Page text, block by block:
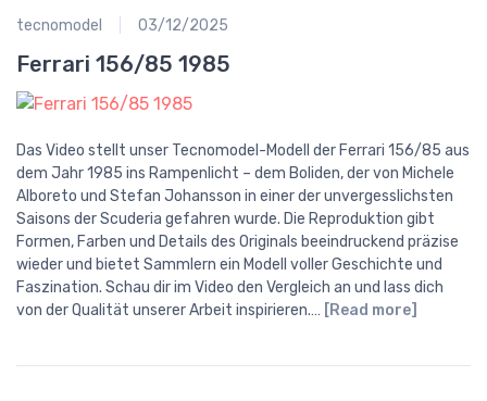
tecnomodel 03/12/2025
Ferrari 156/85 1985
Das Video stellt unser Tecnomodel-Modell der Ferrari 156/85 aus
dem Jahr 1985 ins Rampenlicht – dem Boliden, der von Michele
Alboreto und Stefan Johansson in einer der unvergesslichsten
Saisons der Scuderia gefahren wurde. Die Reproduktion gibt
Formen, Farben und Details des Originals beeindruckend präzise
wieder und bietet Sammlern ein Modell voller Geschichte und
Faszination. Schau dir im Video den Vergleich an und lass dich
von der Qualität unserer Arbeit inspirieren.… [Read more]